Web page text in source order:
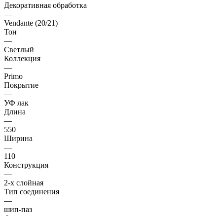
Декоративная обработка
—
Vendante (20/21)
Тон
—
Светлый
Коллекция
—
Primo
Покрытие
—
УФ лак
Длина
—
550
Ширина
—
110
Конструкция
—
2-х слойная
Тип соединения
—
шип-паз